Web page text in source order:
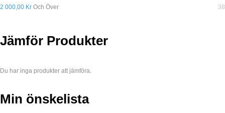
2 000,00 Kr Och Över 38
Jämför Produkter
Du har inga produkter att jämföra.
Min önskelista